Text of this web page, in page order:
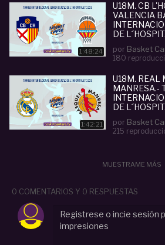
1:48:24
U18M. CB
VALENCIA
DE
por Basket
180
1:42:21
U18M. REAL
MANRESA.-
DE
por Basket
215
MUESTRAME MÁS
0 COMENTARIOS Y 0 RESPUESTAS